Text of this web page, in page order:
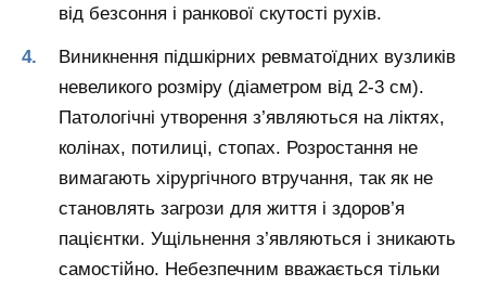
від безсоння і ранкової скутості рухів.
Виникнення підшкірних ревматоїдних вузликів
невеликого розміру (діаметром від 2-3 см).
Патологічні утворення з’являються на ліктях,
колінах, потилиці, стопах. Розростання не
вимагають хірургічного втручання, так як не
становлять загрози для життя і здоров’я
пацієнтки. Ущільнення з’являються і зникають
самостійно. Небезпечним вважається тільки